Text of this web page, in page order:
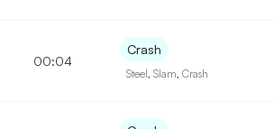
00:04
Crash
Steel ,Slam ,Crash